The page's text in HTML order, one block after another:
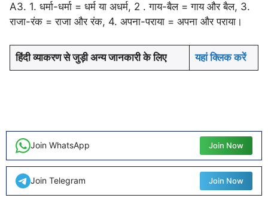
A3. 1. धर्मा-धर्मा = धर्म या अधर्म, 2 . गाय-बैल = गाय और बैल, 3.
राजा-रंक = राजा और रंक, 4. अपना-पराया = अपना और पराया।
हिंदी व्याकरण से जुड़ी अन्य जानकारी के लिए यहां क्लिक करें
Join WhatsApp Join Now
Join Telegram Join Now